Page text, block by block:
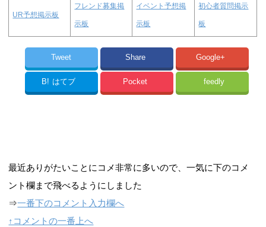
UR予想掲示板
フレンド募集掲
示板
イベント予想掲
示板
初心者質問掲示
板
Tweet Share Google+
B! はてブ Pocket feedly
最近ありがたいことにコメ非常に多いので、一気に下のコメ
ント欄まで飛べるようにしました
⇒一番下のコメント入力欄へ
↑コメントの一番上へ